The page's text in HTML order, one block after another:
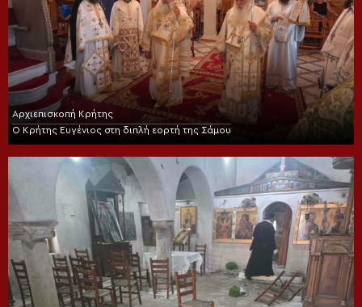
Αρχιεπισκοπή Κρήτης
Ο Κρήτης Ευγένιος στη διπλή εορτή της Σάμου